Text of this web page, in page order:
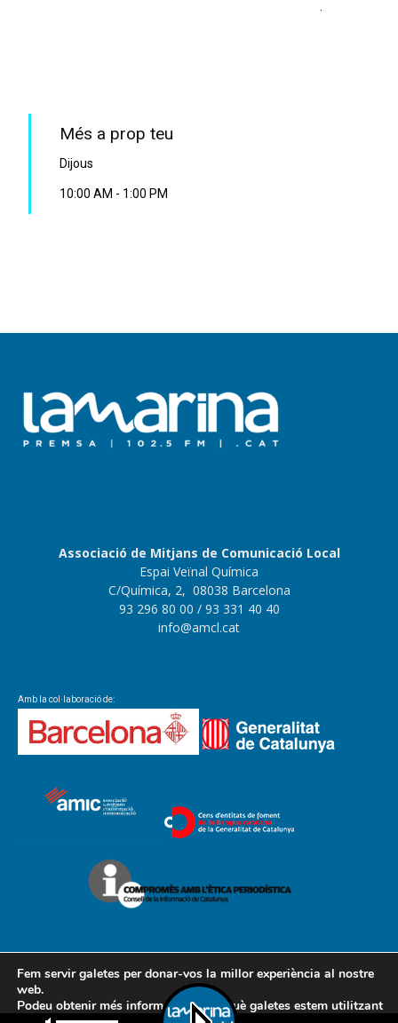
Més a prop teu
Dijous
10:00 AM - 1:00 PM
Associació de Mitjans de Comunicació Local
Espai Veïnal Química
C/Química, 2, 08038 Barcelona
93 296 80 00 / 93 331 40 40
info@amcl.cat
Amb la col·laboració de:
Contacte Avís legal Política de cookies Política de privacitat
Fem servir galetes per donar-vos la millor experiència al nostre
web.
Podeu obtenir més informació sobre què galetes estem utilitzant